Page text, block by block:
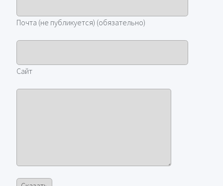
Почта (не публикуется) (обязательно)
Сайт